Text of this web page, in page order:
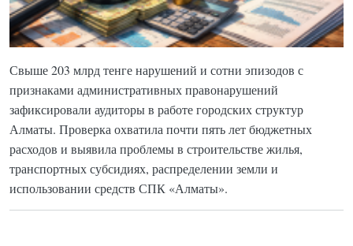
Свыше 203 млрд тенге нарушений и сотни эпизодов с
признаками административных правонарушений
зафиксировали аудиторы в работе городских структур
Алматы. Проверка охватила почти пять лет бюджетных
расходов и выявила проблемы в строительстве жилья,
транспортных субсидиях, распределении земли и
использовании средств СПК «Алматы».